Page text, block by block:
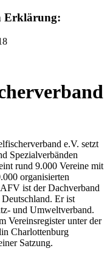
Erklärung:
e.V. setzt
Spezialverbänden
rund 9.000 Vereine mit
organisierten
ist der Dachverband
Er ist
und Umweltverband.
Vereinsregister unter der
Charlottenburg
Satzung.